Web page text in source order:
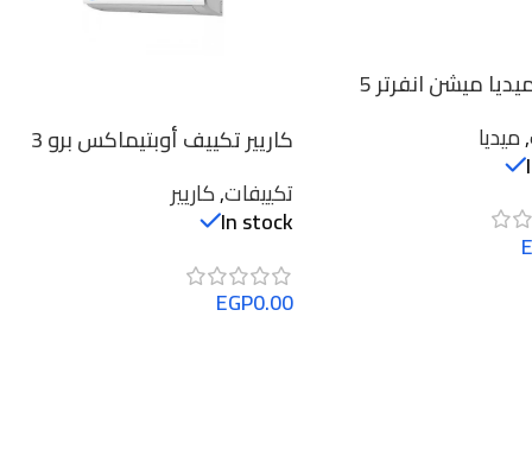
تكييف ميديا ميشن انفرتر 5
,ميديا كاريير تكييف أوبتيماكس برو 3
708
تكييفات,كاريير
In stock
EGP0.00